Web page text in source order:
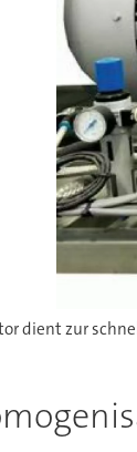
dient zur